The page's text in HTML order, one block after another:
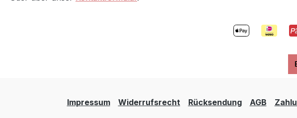
Impressum Widerrufsrecht Rücksendung AGB